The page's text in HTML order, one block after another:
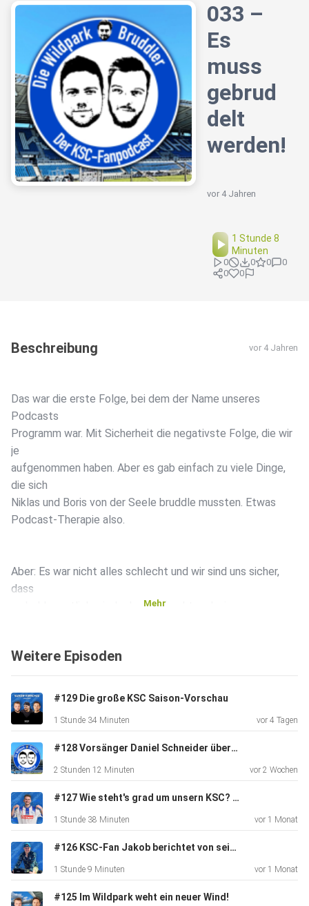
033 –
Es
muss
gebrud
delt
werden!
vor 4 Jahren
1 Stunde 8
Minuten
0 0 0
0
0
0
Beschreibung vor 4 Jahren
Das war die erste Folge, bei dem der Name unseres
Podcasts
Programm war. Mit Sicherheit die negativste Folge, die wir
je
aufgenommen haben. Aber es gab einfach zu viele Dinge,
die sich
Niklas und Boris von der Seele bruddle mussten. Etwas
Podcast-Therapie also.
Aber: Es war nicht alles schlecht und wir sind uns sicher,
dass
es bald sportlich wieder bergauf geht und wir uns
Mehr
Weitere Episoden
#129 Die große KSC Saison-Vorschau
1 Stunde 34 Minuten vor 4 Tagen
#128 Vorsänger Daniel Schneider über die Entwicklung des KSC
2 Stunden 12 Minuten vor 2 Wochen
#127 Wie steht's grad um unsern KSC? Mit: Loris Strobel
1 Stunde 38 Minuten vor 1 Monat
#126 KSC-Fan Jakob berichtet von seiner Rad-Weltreise
1 Stunde 9 Minuten vor 1 Monat
#125 Im Wildpark weht ein neuer Wind!